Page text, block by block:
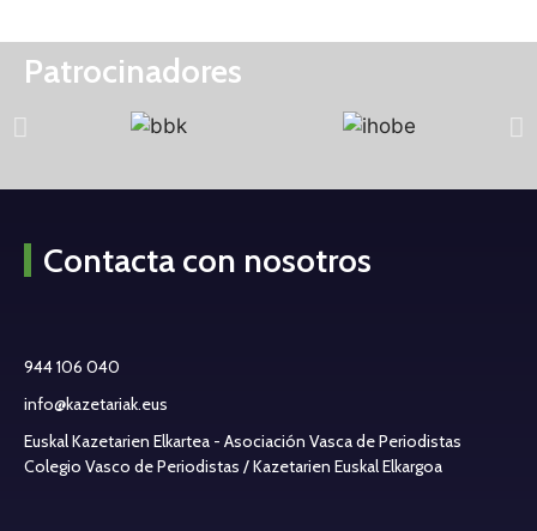
Patrocinadores
Contacta con nosotros
944 106 040
info@kazetariak.eus
Euskal Kazetarien Elkartea - Asociación Vasca de Periodistas
Colegio Vasco de Periodistas / Kazetarien Euskal Elkargoa